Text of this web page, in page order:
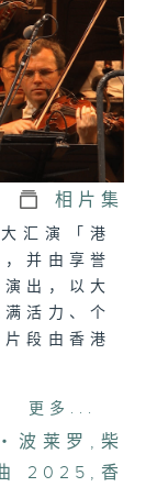
相片集
汇演「港
并由享誉
出，以大
活力、个
段由香港
河
云雀》
更多...
波莱罗 , 柴
2025 , 香